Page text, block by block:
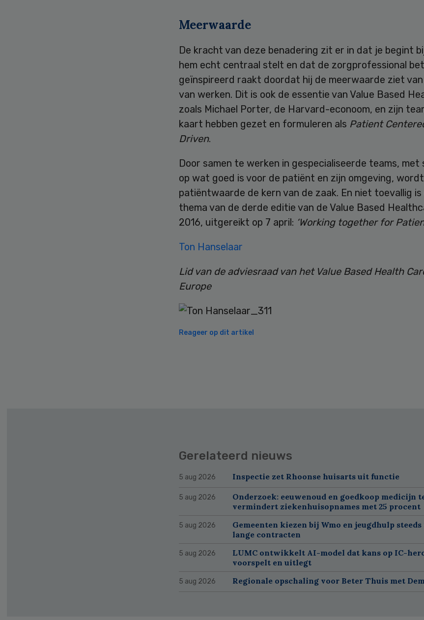
Meerwaarde
De kracht van deze benadering zit er in dat je begint
hem echt centraal stelt en dat de zorgprofessional
geïnspireerd raakt doordat hij de meerwaarde ziet
van werken. Dit is ook de essentie van Value Based
zoals Michael Porter, de Harvard-econoom, en zijn
kaart hebben gezet en formuleren als Patient
Driven.
Door samen te werken in gespecialiseerde teams,
op wat goed is voor de patiënt en zijn omgeving,
patiëntwaarde de kern van de zaak. En niet toevallig
thema van de derde editie van de Value Based
2016, uitgereikt op 7 april: ‘Working together for
Ton Hanselaar
Lid van de adviesraad van het Value Based Health
Europe
Reageer op dit artikel
Gerelateerd nieuws
5 aug 2026 Inspectie zet Rhoonse huisarts uit functie
5 aug 2026
Onderzoek: eeuwenoud en goedkoop medicijn
vermindert ziekenhuisopnames met 25 procent
5 aug 2026
Gemeenten kiezen bij Wmo en jeugdhulp
lange contracten
5 aug 2026
LUMC ontwikkelt AI-model dat kans op IC-
voorspelt en uitlegt
5 aug 2026 Regionale opschaling voor Beter Thuis met